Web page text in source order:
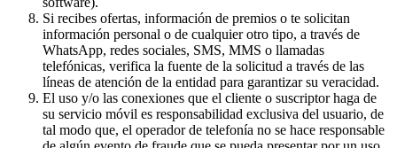
Si recibes ofertas, información de premios o te solicitan
información personal o de cualquier otro tipo, a través de
WhatsApp, redes sociales, SMS, MMS o llamadas
telefónicas, verifica la fuente de la solicitud a través de las
líneas de atención de la entidad para garantizar su veracidad.
El uso y/o las conexiones que el cliente o suscriptor haga de
su servicio móvil es responsabilidad exclusiva del usuario, de
tal modo que, el operador de telefonía no se hace responsable